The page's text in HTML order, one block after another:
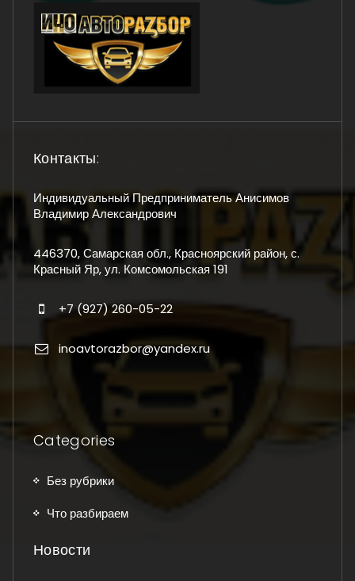
Контакты:
Индивидуальный Предприниматель Анисимов
Владимир Александрович
446370, Самарская обл., Красноярский район, с.
Красный Яр, ул. Комсомольская 191
+7 (927) 260-05-22
inoavtorazbor@yandex.ru
Categories
Без рубрики
Что разбираем
Новости